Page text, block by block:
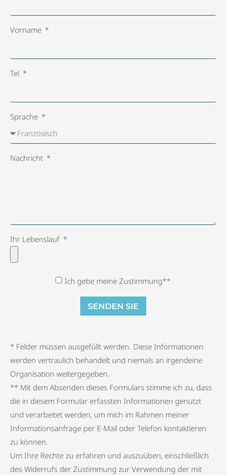
Vorname
Tel
Sprache
Nachricht
Ihr Lebenslauf
Ich gebe meine Zustimmung**
SENDEN SIE
* Felder müssen ausgefüllt werden. Diese Informationen
werden vertraulich behandelt und niemals an irgendeine
Organisation weitergegeben.
** Mit dem Absenden dieses Formulars stimme ich zu, dass
die in diesem Formular erfassten Informationen genutzt
und verarbeitet werden, um mich im Rahmen meiner
Informationsanfrage per E-Mail oder Telefon kontaktieren
zu können.
Um Ihre Rechte zu erfahren und auszuüben, einschließlich
des Widerrufs der Zustimmung zur Verwendung der mit